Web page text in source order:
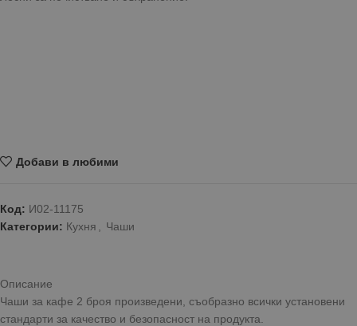
Добави в любими
Код: И02-11175
Категории: Кухня Чаши
Описание
Чаши за кафе 2 броя произведени, съобразно всички установени
стандарти за качество и безопасност на продукта.